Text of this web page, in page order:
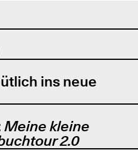
ins neue
Meine kleine
2.0